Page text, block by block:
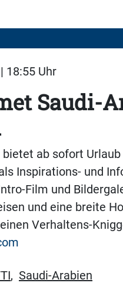
18:55 Uhr
Saudi-
ab sofort
Inspirations- und
Film und
und eine breite
Verhaltens-
, Saudi-Arabien